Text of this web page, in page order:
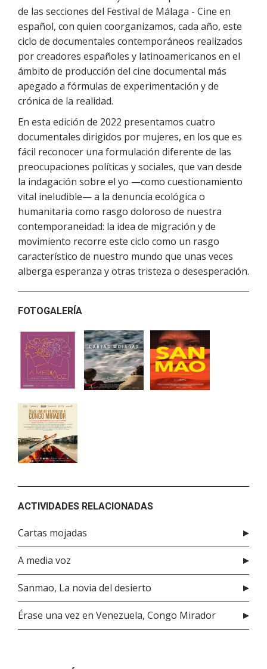
de las secciones del Festival de Málaga - Cine en
español, con quien coorganizamos, cada año, este
ciclo de documentales contemporáneos realizados
por creadores españoles y latinoamericanos en el
ámbito de producción del cine documental más
apegado a fórmulas de experimentación y de
crónica de la realidad.
En esta edición de 2022 presentamos cuatro
documentales dirigidos por mujeres, en los que es
fácil reconocer una formulación diferente de las
preocupaciones políticas y sociales, que van desde
la indagación sobre el yo —como cuestionamiento
vital ineludible— a la denuncia ecológica o
humanitaria como rasgo doloroso de nuestra
contemporaneidad: la idea de migración y de
movimiento recorre este ciclo como un rasgo
característico de nuestro mundo que unas veces
alberga esperanza y otras tristeza o desesperación.
FOTOGALERÍA
ACTIVIDADES RELACIONADAS
Cartas mojadas
A media voz
Sanmao, La novia del desierto
Érase una vez en Venezuela, Congo Mirador